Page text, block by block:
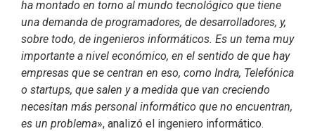
ha montado en torno al mundo tecnológico que tiene
una demanda de programadores, de desarrolladores, y,
sobre todo, de ingenieros informáticos. Es un tema muy
importante a nivel económico, en el sentido de que hay
empresas que se centran en eso, como Indra, Telefónica
o startups, que salen y a medida que van creciendo
necesitan más personal informático que no encuentran,
es un problema», analizó el ingeniero informático.